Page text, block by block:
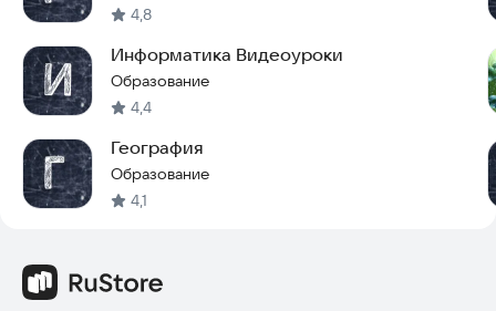
4,8
Информатика Видеоуроки
Образование
4,4
География
Образование
4,1